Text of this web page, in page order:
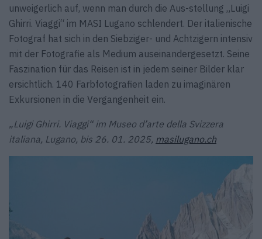
unweigerlich auf, wenn man durch die Aus-stellung „Luigi
Ghirri. Viaggi“ im MASI Lugano schlendert. Der italienische
Fotograf hat sich in den Siebziger- und Achtzigern intensiv
mit der Fotografie als Medium auseinandergesetzt. Seine
Faszination für das Reisen ist in jedem seiner Bilder klar
ersichtlich. 140 Farbfotografien laden zu imaginären
Exkursionen in die Vergangenheit ein.
„Luigi Ghirri. Viaggi“ im Museo d’arte della Svizzera
italiana, Lugano, bis 26. 01. 2025, masilugano.ch